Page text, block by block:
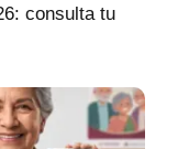
consulta tu